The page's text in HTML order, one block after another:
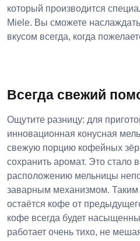
который производится
Miele. Вы сможете
вкусом всегда, когда
Всегда свежий
Ощутите разницу: для
инновационная конусная
свежую порцию кофейных
сохранить аромат. Это стало
расположению мельницы
заварным механизмом.
остаётся кофе от
кофе всегда будет
работает очень тихо, не